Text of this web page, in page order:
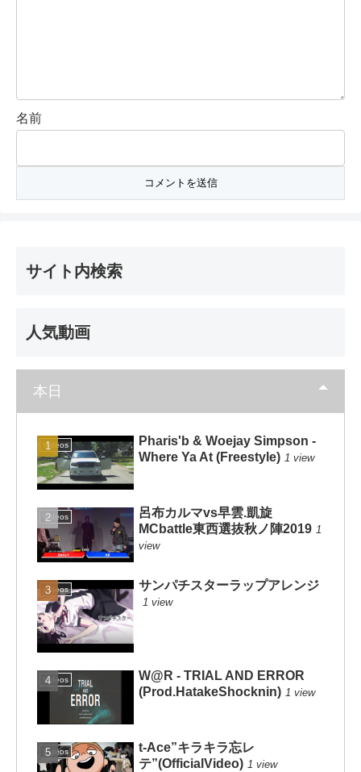
名前
サイト内検索
人気動画
本日
Videos
Pharis'b & Woejay Simpson -
Where Ya At (Freestyle) 1 view
Videos
呂布カルマvs早雲.凱旋
MCbattle東西選抜秋ノ陣2019 1
view
Videos サンパチスターラップアレンジ
1 view
Videos
W@R - TRIAL AND ERROR
(Prod.HatakeShocknin) 1 view
Videos
t-Ace”キラキラ忘レ
テ”(OfficialVideo) 1 view